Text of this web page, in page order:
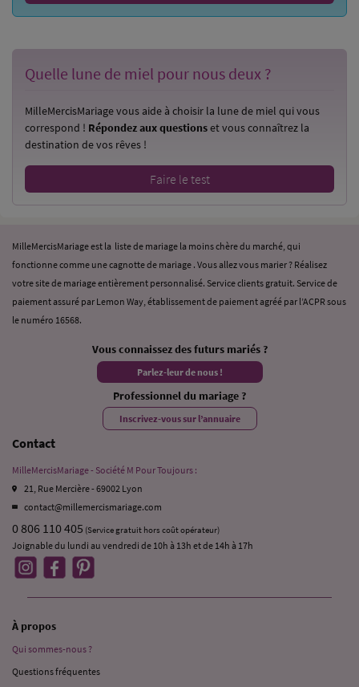
Quelle lune de miel pour nous deux ?
MilleMercisMariage vous aide à choisir la lune de miel qui vous
correspond ! Répondez aux questionset vous connaîtrez la
destination de vos rêves !
Faire le test
MilleMercisMariage est la liste de mariage la moins chère du marché, qui
fonctionne comme une cagnotte de mariage . Vous allez vous marier ? Réalisez
votre site de mariage entièrement personnalisé. Service clients gratuit. Service de
paiement assuré par Lemon Way, établissement de paiement agréé par l’ACPR sous
le numéro 16568.
Vous connaissez des futurs mariés ?
Parlez-leur de nous !
Professionnel du mariage ?
Inscrivez-vous sur l’annuaire
Contact
MilleMercisMariage - Société M Pour Toujours :
21, Rue Mercière - 69002 Lyon
contact@millemercismariage.com
0 806 110 405 (Service gratuit hors coût opérateur)
Joignable du lundi au vendredi de 10h à 13h et de 14h à 17h
À propos
Qui sommes-nous ?
Questions fréquentes